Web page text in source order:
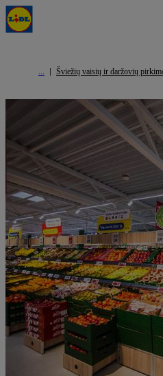
Šviežių vaisių ir daržovių